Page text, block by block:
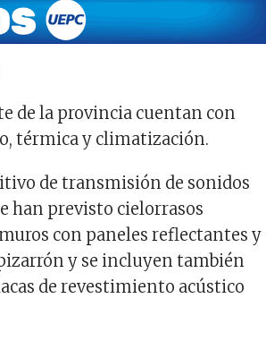
de la provincia cuentan con
térmica y climatización.
de transmisión de sonidos
han previsto cielorrasos
con paneles reflectantes y
y se incluyen también
de revestimiento acústico